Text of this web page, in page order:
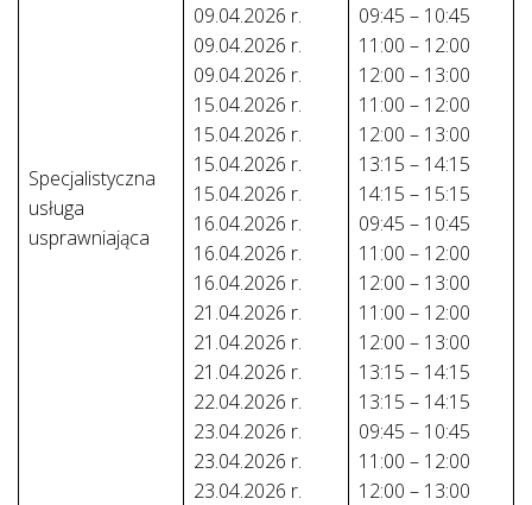
Specjalistyczna
usługa
usprawniająca
09.04.2026 r.
09.04.2026 r.
09.04.2026 r.
15.04.2026 r.
15.04.2026 r.
15.04.2026 r.
15.04.2026 r.
16.04.2026 r.
16.04.2026 r.
16.04.2026 r.
21.04.2026 r.
21.04.2026 r.
21.04.2026 r.
22.04.2026 r.
23.04.2026 r.
23.04.2026 r.
23.04.2026 r.
09:45 – 10:45
11:00 – 12:00
12:00 – 13:00
11:00 – 12:00
12:00 – 13:00
13:15 – 14:15
14:15 – 15:15
09:45 – 10:45
11:00 – 12:00
12:00 – 13:00
11:00 – 12:00
12:00 – 13:00
13:15 – 14:15
13:15 – 14:15
09:45 – 10:45
11:00 – 12:00
12:00 – 13:00